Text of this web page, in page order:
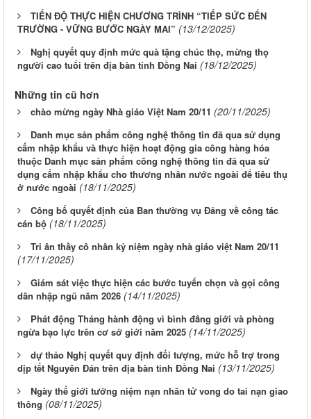
TIẾN ĐỘ THỰC HIỆN CHƯƠNG TRÌNH “TIẾP SỨC ĐẾN
TRƯỜNG - VỮNG BƯỚC NGÀY MAI” (13/12/2025)
Nghị quyết quy định mức quà tặng chúc thọ, mừng thọ
người cao tuổi trên địa bàn tỉnh Đồng Nai (18/12/2025)
Những tin cũ hơn
chào mừng ngày Nhà giáo Việt Nam 20/11 (20/11/2025)
Danh mục sản phẩm công nghệ thông tin đã qua sử dụng
cấm nhập khẩu và thực hiện hoạt động gia công hàng hóa
thuộc Danh mục sản phẩm công nghệ thông tin đã qua sử
dụng cấm nhập khẩu cho thương nhân nước ngoài để tiêu thụ
ở nước ngoài (18/11/2025)
Công bố quyết định của Ban thường vụ Đảng về công tác
cán bộ (18/11/2025)
Tri ân thầy cô nhân kỷ niệm ngày nhà giáo việt Nam 20/11
(17/11/2025)
Giám sát việc thực hiện các bước tuyển chọn và gọi công
dân nhập ngũ năm 2026 (14/11/2025)
Phát động Tháng hành động vì bình đẳng giới và phòng
ngừa bạo lực trên cơ sở giới năm 2025 (14/11/2025)
dự thảo Nghị quyết quy định đối tượng, mức hỗ trợ trong
dịp tết Nguyên Đán trên địa bàn tỉnh Đồng Nai (13/11/2025)
Ngày thế giới tưởng niệm nạn nhân tử vong do tai nạn giao
thông (08/11/2025)